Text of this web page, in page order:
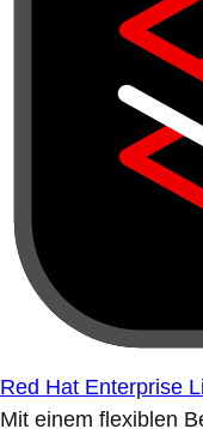
Red Hat Enterprise
Mit einem flexiblen